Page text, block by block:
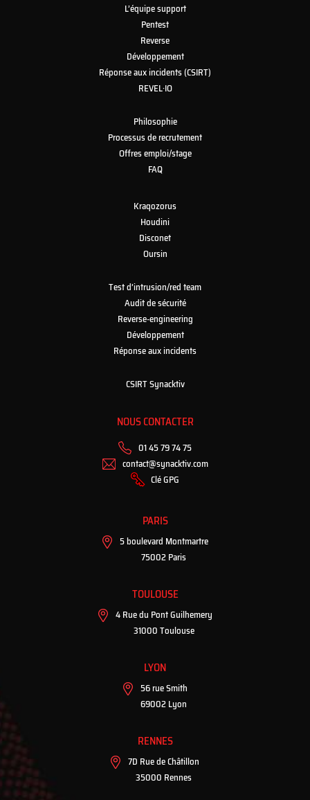
L’équipe support
Pentest
Reverse
Développement
Réponse aux incidents (CSIRT)
REVEL·IO
Philosophie
Processus de recrutement
Offres emploi/stage
FAQ
Kraqozorus
Houdini
Disconet
Oursin
Test d’intrusion/red team
Audit de sécurité
Reverse-engineering
Développement
Réponse aux incidents
CSIRT Synacktiv
NOUS CONTACTER
01 45 79 74 75
contact@synacktiv.com
Clé GPG
PARIS
5 boulevard Montmartre
75002 Paris
TOULOUSE
4 Rue du Pont Guilhemery
31000 Toulouse
LYON
56 rue Smith
69002 Lyon
RENNES
7D Rue de Châtillon
35000 Rennes